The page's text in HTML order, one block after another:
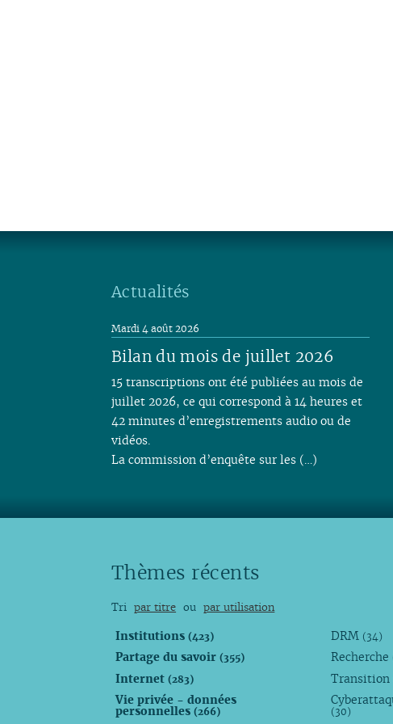
Actualités
Bilan du mois de juillet 2026
Mardi 4 août 2026
15 transcriptions ont été publiées au mois de
juillet 2026, ce qui correspond à 14 heures et
42 minutes d’enregistrements audio ou de
vidéos.
La commission d’enquête sur les (…)
Thèmes récents
Tri par titre ou par utilisation
Institutions(423)
Partage du savoir(355)
Internet(283)
Vie privée - données
personnelles(266)
DRM (34)
Recherche
Transition
(30)